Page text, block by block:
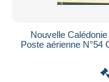
Nouvelle
Poste aérienne N°54